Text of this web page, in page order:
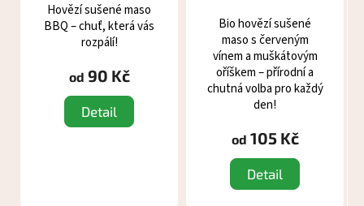
od 90 Kč
Detail
Hovězí sušené maso
BBQ – chuť, která vás
rozpálí!
od 105 Kč
Detail
Bio hovězí sušené
maso s červeným
vínem a muškátovým
oříškem – přírodní a
chutná volba pro každý
den!